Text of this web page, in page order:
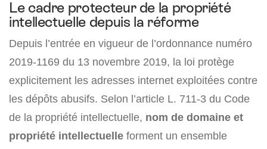
Le cadre protecteur de la propriété
intellectuelle depuis la réforme
Depuis l’entrée en vigueur de l’ordonnance numéro
2019-1169 du 13 novembre 2019, la loi protège
explicitement les adresses internet exploitées contre
les dépôts abusifs. Selon l’article L. 711-3 du Code
de la propriété intellectuelle, nom de domaine et
propriété intellectuelle forment un ensemble